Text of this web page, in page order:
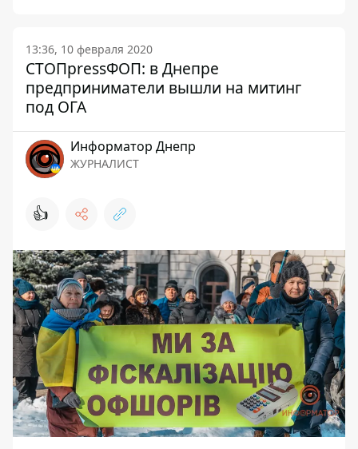
13:36, 10 февраля 2020
СТОПpressФОП: в Днепре
предприниматели вышли на митинг
под ОГА
Информатор Днепр
ЖУРНАЛИСТ
👍